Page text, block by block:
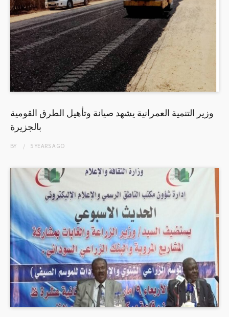
وزير التنمية العمرانية يشهد صيانة وتأهيل الطرق القومية
بالجزيرة
BY 5 YEARSAGO